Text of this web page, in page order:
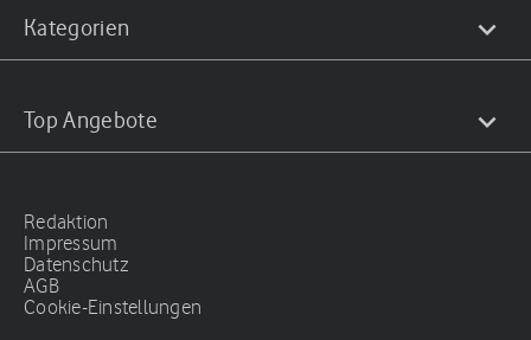
Kategorien
Top Angebote
Redaktion
Impressum
Datenschutz
AGB
Cookie-Einstellungen